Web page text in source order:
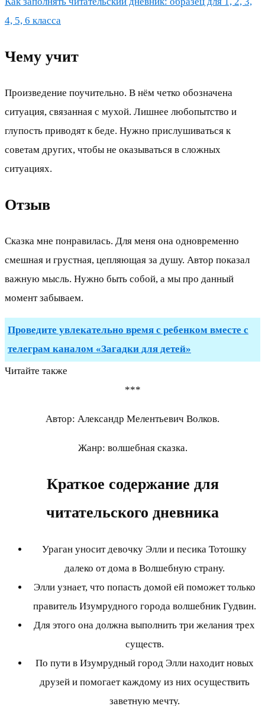
4, 5, 6 класса
Чему учит
Произведение поучительно. В нём четко обозначена
ситуация, связанная с мухой. Лишнее любопытство и
глупость приводят к беде. Нужно прислушиваться к
советам других, чтобы не оказываться в сложных
ситуациях.
Отзыв
Сказка мне понравилась. Для меня она одновременно
смешная и грустная, цепляющая за душу. Автор показал
важную мысль. Нужно быть собой, а мы про данный
момент забываем.
Проведите увлекательно время с ребенком вместе с
телеграм каналом «Загадки для детей»
Читайте также
***
Автор: Александр Мелентьевич Волков.
Жанр: волшебная сказка.
Краткое содержание для
читательского дневника
Ураган уносит девочку Элли и песика Тотошку
далеко от дома в Волшебную страну.
Элли узнает, что попасть домой ей поможет только
правитель Изумрудного города волшебник Гудвин.
Для этого она должна выполнить три желания трех
существ.
По пути в Изумрудный город Элли находит новых
друзей и помогает каждому из них осуществить
заветную мечту.